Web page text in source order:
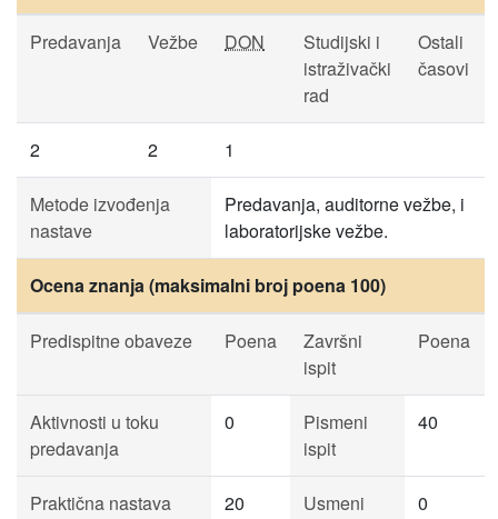
Predavanja Vežbe DON
Studijski i
istraživački
rad
Ostali
časovi
2 2 1
Metode izvođenja
nastave
Predavanja, auditorne vežbe, i
laboratorijske vežbe.
Ocena znanja (maksimalni broj poena 100)
Predispitne obaveze Poena
Završni
ispit
Poena
Aktivnosti u toku
predavanja
0
Pismeni
ispit
40
Praktična nastava 20
Usmeni
0